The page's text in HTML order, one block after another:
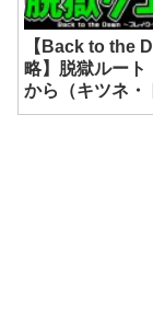
【Back to the
略】脱獄ルート
から（キツネ・
編）